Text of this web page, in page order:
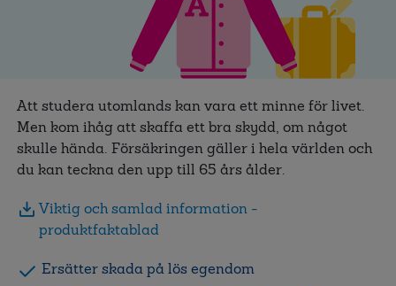
Att studera utomlands kan vara ett minne för livet.
Men kom ihåg att skaffa ett bra skydd, om något
skulle hända. Försäkringen gäller i hela världen och
du kan teckna den upp till 65 års ålder.
Viktig och samlad information -
produktfaktablad
Ersätter skada på lös egendom